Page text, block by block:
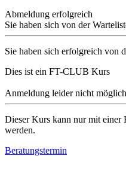
Abmeldung erfolgreich
Sie haben sich von der
Sie haben sich erfolgreich von
Dies ist ein FT-CLUB Kurs
Anmeldung leider nicht möglich
Dieser Kurs kann nur mit
werden.
Beratungstermin